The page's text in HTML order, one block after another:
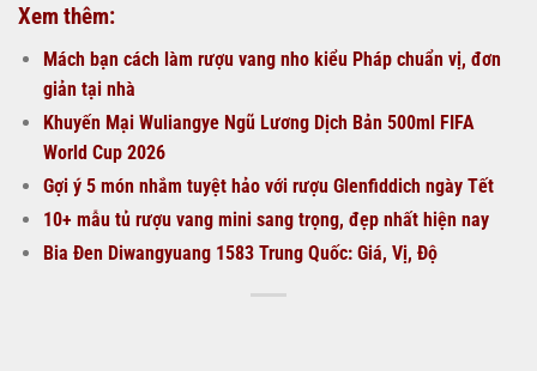
Xem thêm:
Mách bạn cách làm rượu vang nho kiểu Pháp chuẩn vị, đơn
giản tại nhà
Khuyến Mại Wuliangye Ngũ Lương Dịch Bản 500ml FIFA
World Cup 2026
Gợi ý 5 món nhắm tuyệt hảo với rượu Glenfiddich ngày Tết
10+ mẫu tủ rượu vang mini sang trọng, đẹp nhất hiện nay
Bia Đen Diwangyuang 1583 Trung Quốc: Giá, Vị, Độ